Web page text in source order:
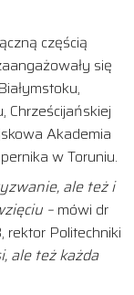
częścią
się
Chrześcijańskiej
Akademia
w Toruniu.
ale też i
– mówi dr
rektor Politechniki
ale też każda